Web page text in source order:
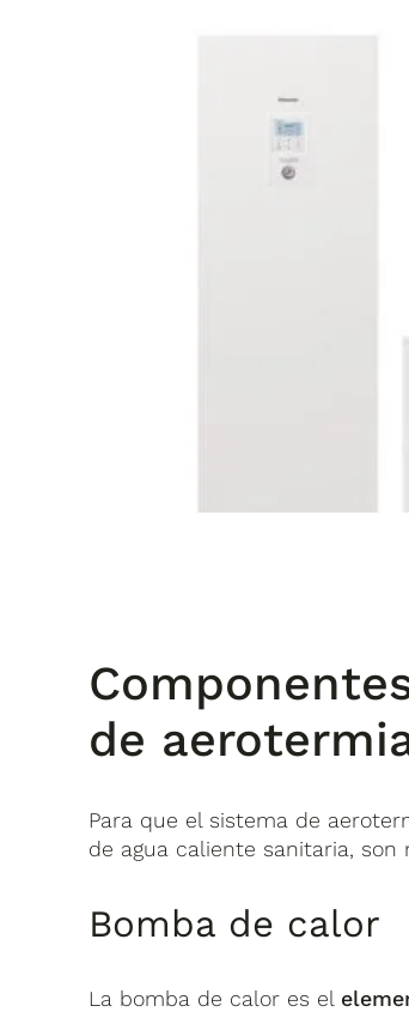
de
Para que el sistema de
de agua caliente sanitaria,
Bomba de calor
La bomba de calor es el